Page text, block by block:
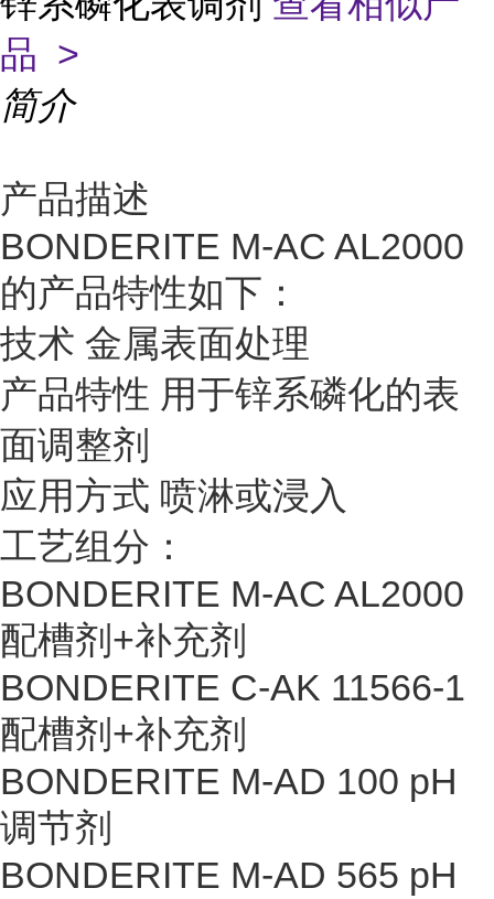
品 >
简介
产品描述
BONDERITE M-AC AL2000
的产品特性如下：
技术 金属表面处理
产品特性 用于锌系磷化的表
面调整剂
应用方式 喷淋或浸入
工艺组分：
BONDERITE M-AC AL2000
配槽剂+补充剂
BONDERITE C-AK 11566-1
配槽剂+补充剂
BONDERITE M-AD 100 pH
调节剂
BONDERITE M-AD 565 pH